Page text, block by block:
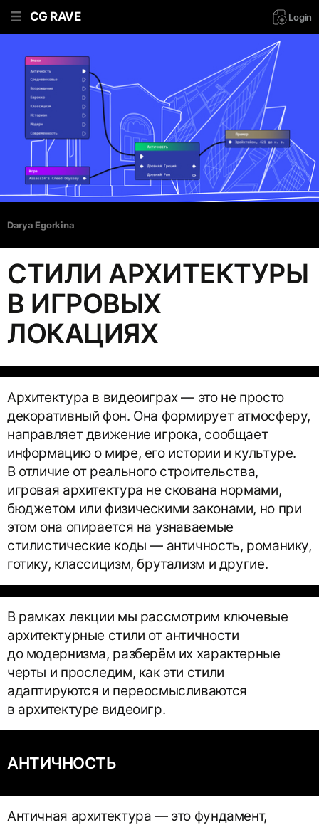
CG RAVE Login
Darya Egorkina
СТИЛИ АРХИТЕКТУРЫ
В ИГРОВЫХ
ЛОКАЦИЯХ
Архитектура в видеоиграх — это не просто
декоративный фон. Она формирует атмосферу,
направляет движение игрока, сообщает
информацию о мире, его истории и культуре.
В отличие от реального строительства,
игровая архитектура не скована нормами,
бюджетом или физическими законами, но при
этом она опирается на узнаваемые
стилистические коды — античность, романику,
готику, классицизм, брутализм и другие.
В рамках лекции мы рассмотрим ключевые
архитектурные стили от античности
до модернизма, разберём их характерные
черты и проследим, как эти стили
адаптируются и переосмысливаются
в архитектуре видеоигр.
АНТИЧНОСТЬ
Античная архитектура — это фундамент,